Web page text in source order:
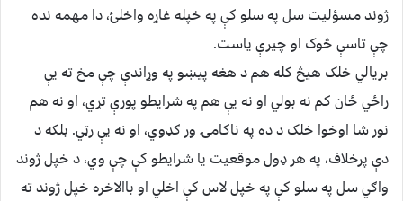
ژوند مسؤلیت سل په سلو کې په خپله غاړه واخلئ، دا مهمه نده
چې تاسې څوک او چيرې ياست.
بریالي خلک هیڅ کله هم د هغه پیښو په وړاندې چې مخ ته یې
راځي ځان کم نه بولي او نه یې هم په شرایطو پورې تړي، او نه هم
نور شا اوخوا خلک د ده په ناکامۍ ور ګډوي، او نه یې رټي. بلکه د
دې پرخلاف، په هر ډول موقعیت یا شرایطو کې چې وي، د خپل ژوند
واګي سل په سلو کې په خپل لاس کې اخلي او باالاخره خپل ژوند ته